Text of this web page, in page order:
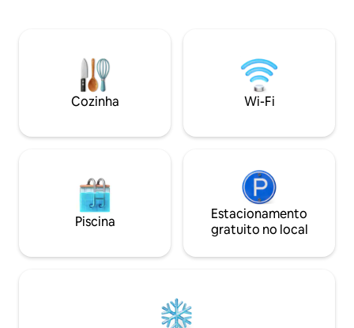
de caiaques, pranchas de stand up
paddle, piscina adicional do clube, decks
e fogueira. Perfeito para famílias ou
refúgio romântico no paraíso. Leia
Cozinha Wi-Fi
Piscina
Estacionamento
gratuito no local